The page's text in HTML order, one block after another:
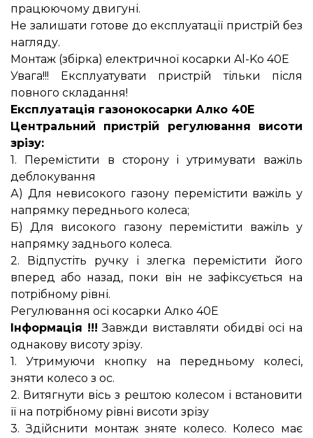
працюючому двигуні.
Не залишати готове до експлуатації пристрій без
нагляду.
Монтаж (збірка) електричної косарки Al-Ko 40Е
Увага!!! Експлуатувати пристрій тільки після
повного складання!
Експлуатація газонокосарки Алко 40Е
Центральний пристрій регулювання висоти
зрізу:
1. Перемістити в сторону і утримувати важіль
деблокування
А) Для невисокого газону перемістити важіль у
напрямку переднього колеса;
Б) Для високого газону перемістити важіль у
напрямку заднього колеса.
2. Відпустіть ручку і злегка перемістити його
вперед або назад, поки він не зафіксується на
потрібному рівні.
Регулювання осі косарки Алко 40Е
Інформація !!! Завжди виставляти обидві осі на
однакову висоту зрізу.
1. Утримуючи кнопку на передньому колесі,
зняти колесо з ос.
2. Витягнути вісь з рештою колесом і встановити
її на потрібному рівні висоти зрізу
3. Здійснити монтаж зняте колесо. Колесо має